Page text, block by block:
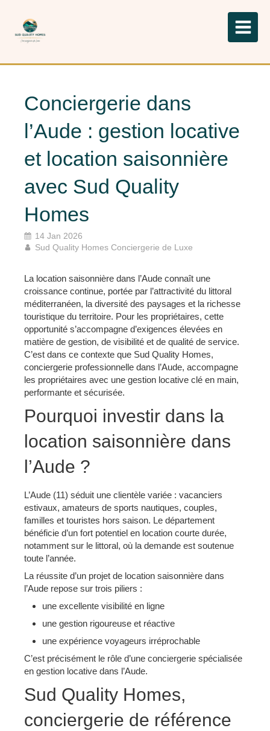
Conciergerie dans
l’Aude : gestion locative
et location saisonnière
avec Sud Quality
Homes
14 Jan 2026
Sud Quality Homes Conciergerie de Luxe
La location saisonnière dans l’Aude connaît une
croissance continue, portée par l’attractivité du littoral
méditerranéen, la diversité des paysages et la richesse
touristique du territoire. Pour les propriétaires, cette
opportunité s’accompagne d’exigences élevées en
matière de gestion, de visibilité et de qualité de service.
C’est dans ce contexte que Sud Quality Homes,
conciergerie professionnelle dans l’Aude, accompagne
les propriétaires avec une gestion locative clé en main,
performante et sécurisée.
Pourquoi investir dans la
location saisonnière dans
l’Aude ?
L’Aude (11) séduit une clientèle variée : vacanciers
estivaux, amateurs de sports nautiques, couples,
familles et touristes hors saison. Le département
bénéficie d’un fort potentiel en location courte durée,
notamment sur le littoral, où la demande est soutenue
toute l’année.
La réussite d’un projet de location saisonnière dans
l’Aude repose sur trois piliers :
une excellente visibilité en ligne
une gestion rigoureuse et réactive
une expérience voyageurs irréprochable
C’est précisément le rôle d’une conciergerie spécialisée
en gestion locative dans l’Aude.
Sud Quality Homes,
conciergerie de référence